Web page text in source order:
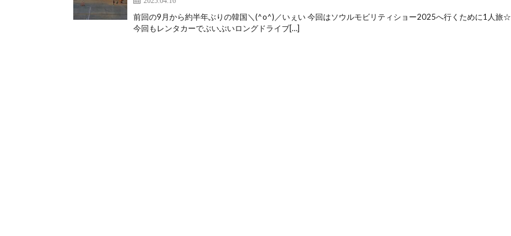
前回の9月から約半年ぶりの韓国＼(^o^)／いぇい 今回はソウルモビリティショー2025へ行くために1人旅☆
今回もレンタカーでぶいぶいロングドライブ[…]